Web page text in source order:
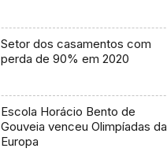
Setor dos casamentos com
perda de 90% em 2020
Escola Horácio Bento de
Gouveia venceu Olimpíadas da
Europa